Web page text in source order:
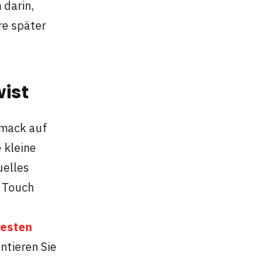
darin,
später
auf
kleine
Sie